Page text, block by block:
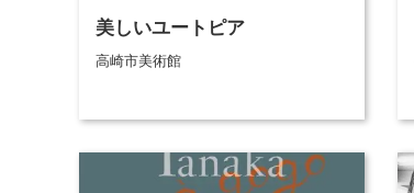
美しいユートピア
高崎市美術館